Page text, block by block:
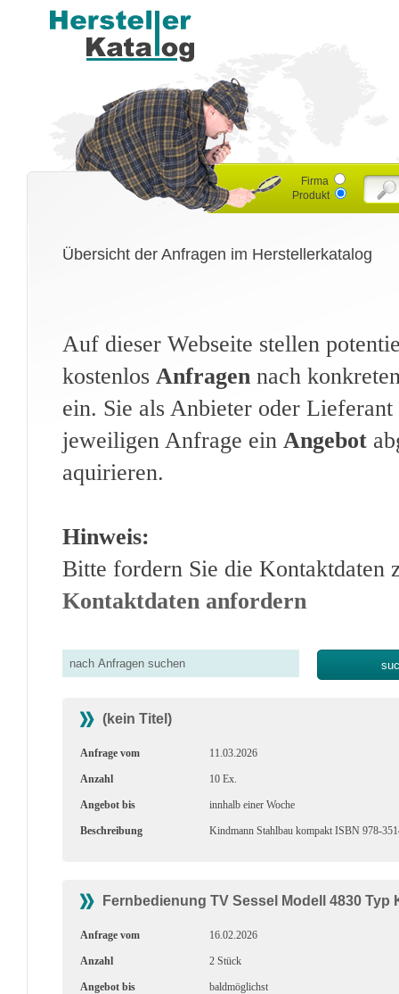
Firma
Produkt
Übersicht der Anfragen im Herstellerkatalog
Auf dieser Webseite stellen
kostenlos Anfragen nach
ein. Sie als Anbieter oder
jeweiligen Anfrage ein Angebot
aquirieren.
Hinweis:
Bitte fordern Sie die
Kontaktdaten anfordern
(kein Titel)
Anfrage vom 11.03.2026
Anzahl 10 Ex.
Angebot bis innhalb einer Woche
Beschreibung Kindmann Stahlbau kompakt ISBN 978-
Fernbedienung TV Sessel Modell 4830 Typ
Anfrage vom 16.02.2026
Anzahl 2 Stück
Angebot bis baldmöglichst